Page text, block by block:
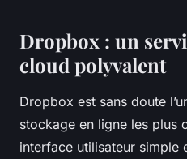
Dropbox : un
cloud polyvalent
Dropbox est sans doute
stockage en ligne les plus
interface utilisateur